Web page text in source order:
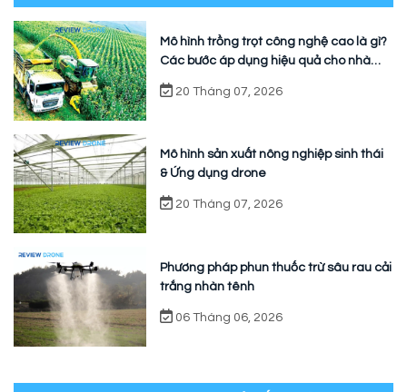
Mô hình trồng trọt công nghệ cao là gì?
Các bước áp dụng hiệu quả cho nhà
20 Tháng 07, 2026
Mô hình sản xuất nông nghiệp sinh thái
& Ứng dụng drone
20 Tháng 07, 2026
Phương pháp phun thuốc trừ sâu rau cải
trắng nhàn tênh
06 Tháng 06, 2026